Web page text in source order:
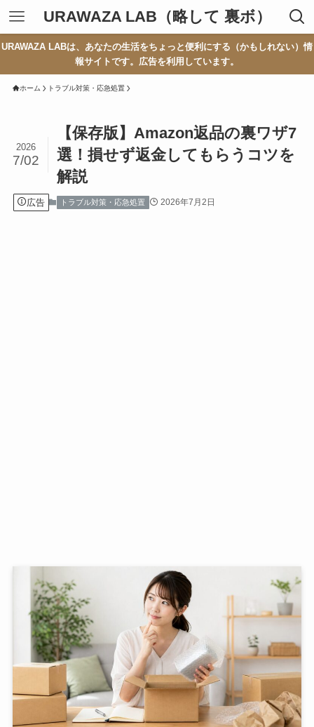
URAWAZA LAB（略して 裏ボ）
URAWAZA LABは、あなたの生活をちょっと便利にする（かもしれない）情
報サイトです。広告を利用しています。
ホーム トラブル対策・応急処置
【保存版】Amazon返品の裏ワザ7
選！損せず返金してもらうコツを
解説
2026
7/02
広告 トラブル対策・応急処置 2026年7月2日